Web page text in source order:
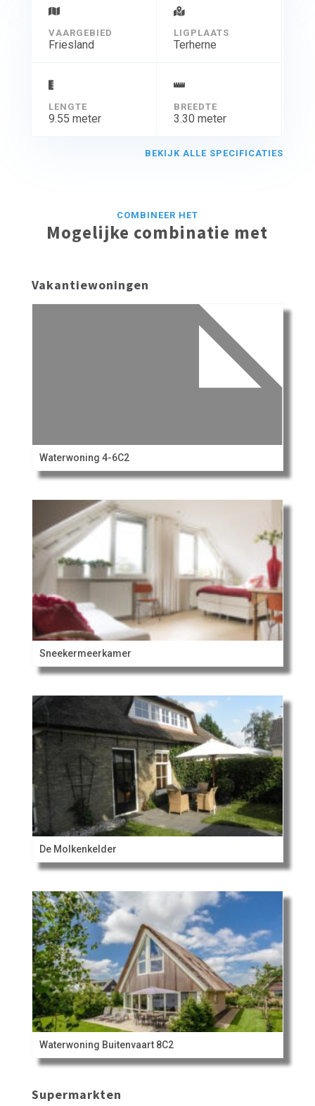
VAARGEBIED
Friesland
LIGPLAATS
Terherne
LENGTE
9.55 meter
BREEDTE
3.30 meter
BEKIJK ALLE SPECIFICATIES
COMBINEER HET
Mogelijke combinatie met
Vakantiewoningen
Waterwoning 4-6C2
Sneekermeerkamer
De Molkenkelder
Waterwoning Buitenvaart 8C2
Supermarkten